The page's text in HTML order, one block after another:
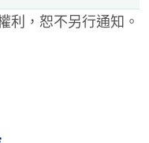
利，恕不另行通知。